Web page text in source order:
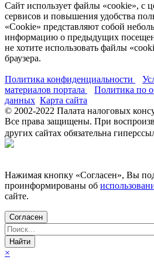
Сайт использует файлы «cookie», с
сервисов и повышения удобства
«Cookie» представляют собой
информацию о предыдущих
не хотите использовать файлы
браузера.
Политика конфиденциальности
материалов портала
Политика по
данных Карта сайта
© 2002-2022 Палата налоговых
Все права защищены. При
других сайтах обязательна
Нажимая кнопку «Согласен», Вы
проинформированы об
сайте.
Согласен
×